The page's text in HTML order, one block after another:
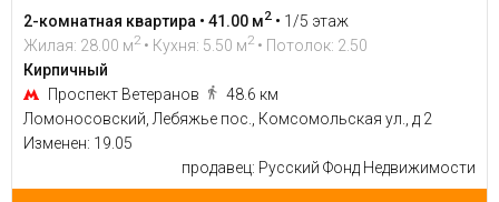
2-комнатная квартира • 41.00 м2 • 1/5 этаж
Жилая: 28.00 м2 • Кухня: 5.50 м2 • Потолок: 2.50
Кирпичный
Проспект Ветеранов
48.6 км
Ломоносовский, Лебяжье пос., Комсомольская ул., д 2
Изменен: 19.05
продавец: Русский Фонд Недвижимости